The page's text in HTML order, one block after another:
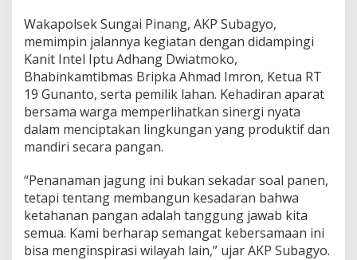
Wakapolsek Sungai Pinang, AKP Subagyo,
memimpin jalannya kegiatan dengan didampingi
Kanit Intel Iptu Adhang Dwiatmoko,
Bhabinkamtibmas Bripka Ahmad Imron, Ketua RT
19 Gunanto, serta pemilik lahan. Kehadiran aparat
bersama warga memperlihatkan sinergi nyata
dalam menciptakan lingkungan yang produktif dan
mandiri secara pangan.
“Penanaman jagung ini bukan sekadar soal panen,
tetapi tentang membangun kesadaran bahwa
ketahanan pangan adalah tanggung jawab kita
semua. Kami berharap semangat kebersamaan ini
bisa menginspirasi wilayah lain,” ujar AKP Subagyo.